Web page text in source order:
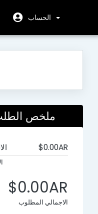
ملخص
$0.00AR
$0.00AR
الاجمالي المطلوب